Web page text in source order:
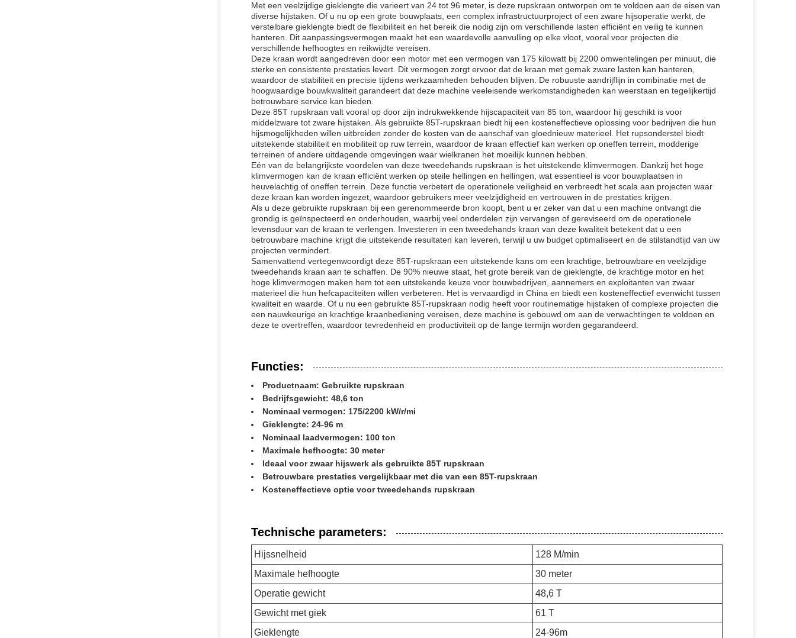
Met een veelzijdige gieklengte die varieert van 24 tot 96 meter, is deze rupskraan ontworpen om te voldoen aan de eisen van
diverse hijstaken. Of u nu op een grote bouwplaats, een complex infrastructuurproject of een zware hijsoperatie werkt, de
verstelbare gieklengte biedt de flexibiliteit en het bereik die nodig zijn om verschillende lasten efficiënt en veilig te kunnen
hanteren. Dit aanpassingsvermogen maakt het een waardevolle aanvulling op elke vloot, vooral voor projecten die
verschillende hefhoogtes en reikwijdte vereisen.
Deze kraan wordt aangedreven door een motor met een vermogen van 175 kilowatt bij 2200 omwentelingen per minuut, die
sterke en consistente prestaties levert. Dit vermogen zorgt ervoor dat de kraan met gemak zware lasten kan hanteren,
waardoor de stabiliteit en precisie tijdens werkzaamheden behouden blijven. De robuuste aandrijflijn in combinatie met de
hoogwaardige bouwkwaliteit garandeert dat deze machine veeleisende werkomstandigheden kan weerstaan ​​en tegelijkertijd
betrouwbare service kan bieden.
Deze 85T rupskraan valt vooral op door zijn indrukwekkende hijscapaciteit van 85 ton, waardoor hij geschikt is voor
middelzware tot zware hijstaken. Als gebruikte 85T-rupskraan biedt hij een kosteneffectieve oplossing voor bedrijven die hun
hijsmogelijkheden willen uitbreiden zonder de kosten van de aanschaf van gloednieuw materieel. Het rupsonderstel biedt
uitstekende stabiliteit en mobiliteit op ruw terrein, waardoor de kraan effectief kan werken op oneffen terrein, modderige
terreinen of andere uitdagende omgevingen waar wielkranen het moeilijk kunnen hebben.
Eén van de belangrijkste voordelen van deze tweedehands rupskraan is het uitstekende klimvermogen. Dankzij het hoge
klimvermogen kan de kraan efficiënt werken op steile hellingen en hellingen, wat essentieel is voor bouwplaatsen in
heuvelachtig of oneffen terrein. Deze functie verbetert de operationele veiligheid en verbreedt het scala aan projecten waar
deze kraan kan worden ingezet, waardoor gebruikers meer veelzijdigheid en vertrouwen in de prestaties krijgen.
Als u deze gebruikte rupskraan bij een gerenommeerde bron koopt, bent u er zeker van dat u een machine ontvangt die
grondig is geïnspecteerd en onderhouden, waarbij veel onderdelen zijn vervangen of gereviseerd om de operationele
levensduur van de kraan te verlengen. Investeren in een tweedehands kraan van deze kwaliteit betekent dat u een
betrouwbare machine krijgt die uitstekende resultaten kan leveren, terwijl u uw budget optimaliseert en de stilstandtijd van uw
projecten vermindert.
Samenvattend vertegenwoordigt deze 85T-rupskraan een uitstekende kans om een ​​krachtige, betrouwbare en veelzijdige
tweedehands kraan aan te schaffen. De 90% nieuwe staat, het grote bereik van de gieklengte, de krachtige motor en het
hoge klimvermogen maken hem tot een uitstekende keuze voor bouwbedrijven, aannemers en exploitanten van zwaar
materieel die hun hefcapaciteiten willen verbeteren. Het is vervaardigd in China en biedt een kosteneffectief evenwicht tussen
kwaliteit en waarde. Of u nu een gebruikte 85T-rupskraan nodig heeft voor routinematige hijstaken of complexe projecten die
een nauwkeurige en krachtige kraanbediening vereisen, deze machine is gebouwd om aan de verwachtingen te voldoen en
deze te overtreffen, waardoor tevredenheid en productiviteit op de lange termijn worden gegarandeerd.
Functies:
Productnaam: Gebruikte rupskraan
Bedrijfsgewicht: 48,6 ton
Nominaal vermogen: 175/2200 kW/r/mi
Gieklengte: 24-96 m
Nominaal laadvermogen: 100 ton
Maximale hefhoogte: 30 meter
Ideaal voor zwaar hijswerk als gebruikte 85T rupskraan
Betrouwbare prestaties vergelijkbaar met die van een 85T-rupskraan
Kosteneffectieve optie voor tweedehands rupskraan
Technische parameters:
Hijssnelheid
128 M/min
Maximale hefhoogte
30 meter
Operatie gewicht
48,6 T
Gewicht met giek
61 T
Gieklengte
24-96m